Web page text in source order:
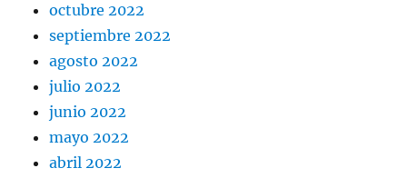
octubre 2022
septiembre 2022
agosto 2022
julio 2022
junio 2022
mayo 2022
abril 2022